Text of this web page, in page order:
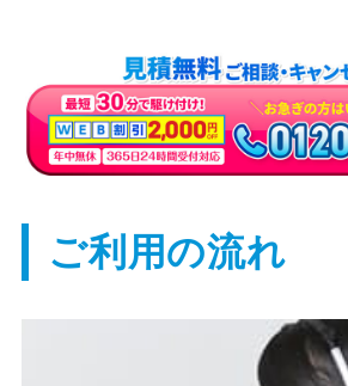
ご利用の流れ